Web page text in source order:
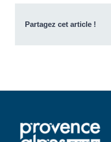
Partagez cet article !